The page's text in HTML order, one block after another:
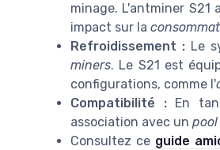
minage. L'antminer
impact sur la
Refroidissement :Le
miners. Le S21 est
configurations, comme l'
Compatibilité :En
association avec un pool
Consultez ce guide